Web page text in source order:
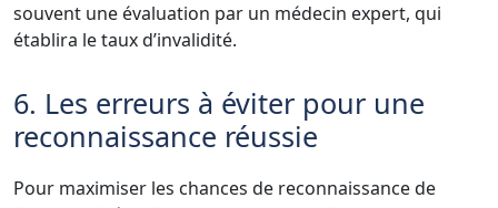
souvent une évaluation par un médecin expert, qui
établira le taux d’invalidité.
6. Les erreurs à éviter pour une
reconnaissance réussie
Pour maximiser les chances de reconnaissance de